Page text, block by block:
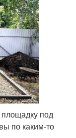
площадку под
по каким-то